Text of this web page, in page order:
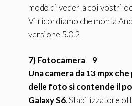
modo di vederla coi vostri
Vi ricordiamo che monta
versione 5.0.2
7) Fotocamera 9
Una camera da 13 mpx
delle foto si contende il
Galaxy S6. Stabilizzatore